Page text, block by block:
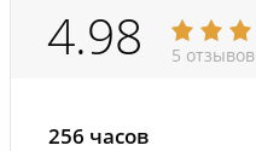
4.98 5 отзывов
256 часов